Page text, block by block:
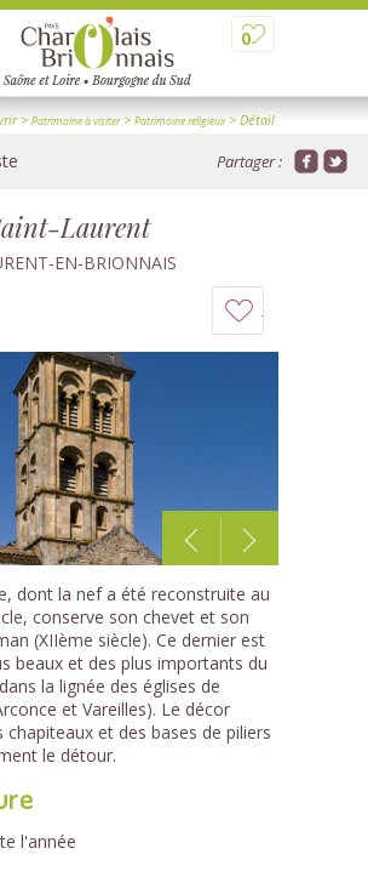
0
> Patrimoine à visiter> Patrimoine religieux> Détail
Partager :
Laurent
EN-BRIONNAIS
à
1 /1
dont la nef a été reconstruite au
conserve son chevet et son
(XIIème siècle). Ce dernier est
beaux et des plus importants du
la lignée des églises de
et Vareilles). Le décor
chapiteaux et des bases de piliers
le détour.
l'année